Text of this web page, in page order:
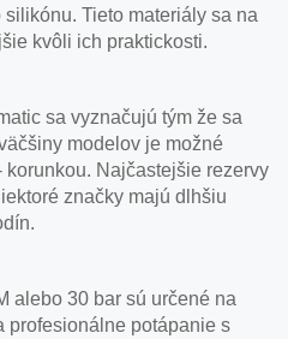
Tieto materiály sa na
kvôli ich praktickosti.
sa vyznačujú tým že sa
modelov je možné
Najčastejšie rezervy
značky majú dlhšiu
alebo 30 bar sú určené na
profesionálne potápanie s